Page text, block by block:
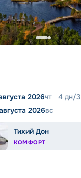
2026чт 4 дн/3
2026вс
Тихий Дон
КОМФОРТ